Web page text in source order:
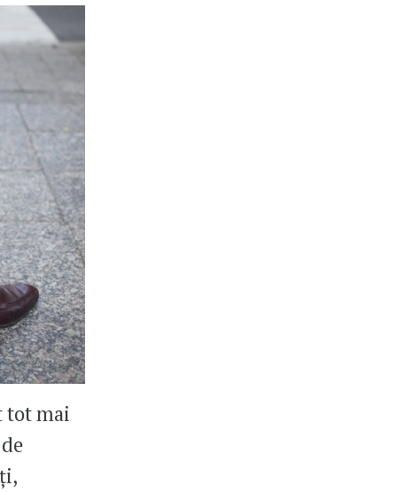
tot mai